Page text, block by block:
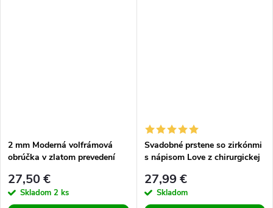
2 mm Moderná volfrámová
obrúčka v zlatom prevedení
27,50 €
Skladom 2 ks
Svadobné prstene so zirkónmi
s nápisom Love z chirurgickej
27,99 €
Skladom